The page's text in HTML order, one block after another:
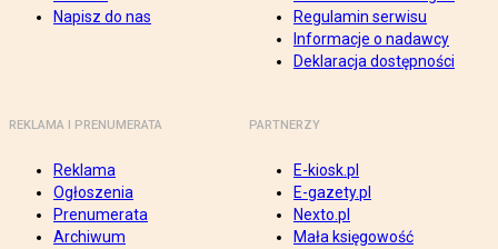
Napisz do nas
Regulamin serwisu
Informacje o nadawcy
Deklaracja dostępności
REKLAMA I PRENUMERATA
Reklama
Ogłoszenia
Prenumerata
Archiwum
PARTNERZY
E-kiosk.pl
E-gazety.pl
Nexto.pl
Mała księgowość